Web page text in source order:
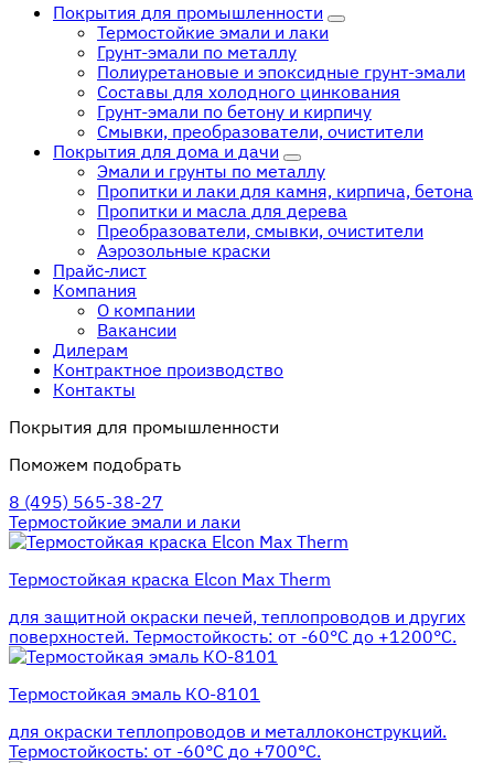
Покрытия для промышленности
Термостойкие эмали и лаки
Грунт-эмали по металлу
Полиуретановые и эпоксидные грунт-эмали
Составы для холодного цинкования
Грунт-эмали по бетону и кирпичу
Смывки, преобразователи, очистители
Покрытия для дома и дачи
Эмали и грунты по металлу
Пропитки и лаки для камня, кирпича, бетона
Пропитки и масла для дерева
Преобразователи, смывки, очистители
Аэрозольные краски
Прайс-лист
Компания
О компании
Вакансии
Дилерам
Контрактное производство
Контакты
Покрытия для промышленности
Поможем подобрать
8 (495) 565-38-27
Термостойкие эмали и лаки
Термостойкая краска Elcon Max Therm
для защитной окраски печей, теплопроводов и других
поверхностей. Термостойкость: от -60°С до +1200°С.
Термостойкая эмаль КО-8101
для окраски теплопроводов и металлоконструкций.
Термостойкость: от -60°С до +700°С.